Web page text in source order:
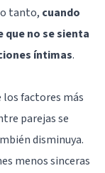
tanto, cuando
que no se sienta
íntimas.
los factores más
parejas se
disminuya.
menos sinceras